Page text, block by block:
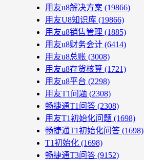
用友u8解决方案 (19866)
用友U8知识库 (19866)
用友u8销售管理 (1885)
用友u8财务会计 (6414)
用友u8总账 (3008)
用友u8存货核算 (1721)
用友u8平台 (2298)
用友T1问题 (2308)
畅捷通T1问答 (2308)
用友T1初始化问题 (1698)
畅捷通T1初始化问答 (1698)
T1初始化 (1698)
畅捷通T3问答 (9152)